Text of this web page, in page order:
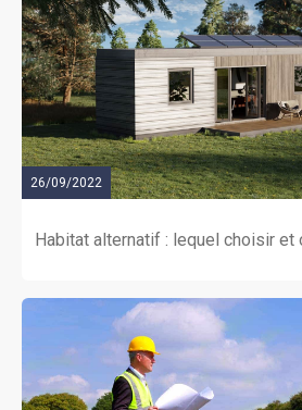
26/09/2022
Habitat alternatif : lequel choisir et